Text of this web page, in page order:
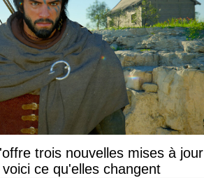
trois nouvelles mises à jour
ce qu'elles changent